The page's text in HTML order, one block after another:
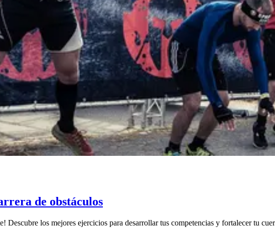
de obstáculos
Descubre los mejores ejercicios para desarrollar tus competencias y fortalecer tu